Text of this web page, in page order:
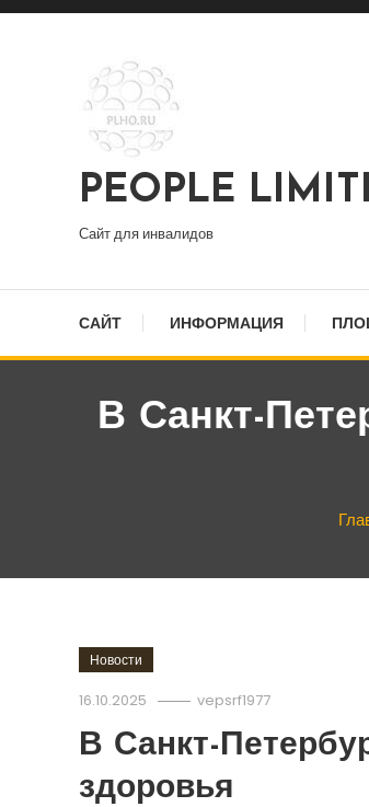
Перейти
содержимому
PEOPLE
Сайт для инвалидов
САЙТ ИНФОРМАЦИЯ
В Санкт-
Новости
16.10.2025 vepsrf1977
В Санкт-
здоровья